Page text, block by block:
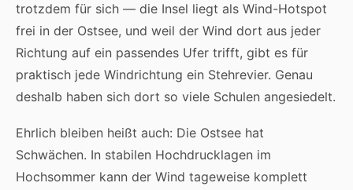
trotzdem für sich — die Insel liegt als Wind-Hotspot
frei in der Ostsee, und weil der Wind dort aus jeder
Richtung auf ein passendes Ufer trifft, gibt es für
praktisch jede Windrichtung ein Stehrevier. Genau
deshalb haben sich dort so viele Schulen angesiedelt.
Ehrlich bleiben heißt auch: Die Ostsee hat
Schwächen. In stabilen Hochdrucklagen im
Hochsommer kann der Wind tageweise komplett